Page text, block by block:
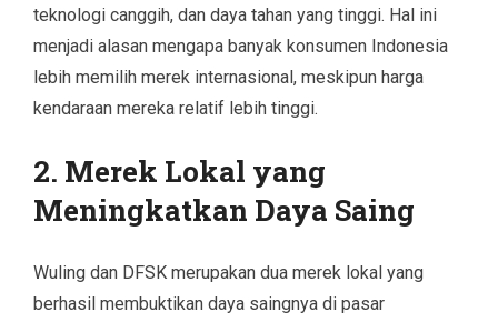
teknologi canggih, dan daya tahan yang tinggi. Hal ini
menjadi alasan mengapa banyak konsumen Indonesia
lebih memilih merek internasional, meskipun harga
kendaraan mereka relatif lebih tinggi.
2. Merek Lokal yang
Meningkatkan Daya Saing
Wuling dan DFSK merupakan dua merek lokal yang
berhasil membuktikan daya saingnya di pasar